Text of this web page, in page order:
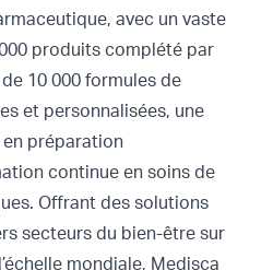
avec un vaste
produits complété par
10 000 formules de
et personnalisées, une
préparation
continue en soins de
Offrant des solutions
secteurs du bien-être sur
mondiale, Medisca